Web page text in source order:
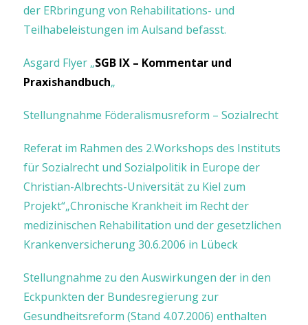
der ERbringung von Rehabilitations- und
Teilhabeleistungen im Aulsand befasst.
Asgard Flyer „SGB IX – Kommentar und
Praxishandbuch„
Stellungnahme Föderalismusreform – Sozialrecht
Referat im Rahmen des 2.Workshops des Instituts
für Sozialrecht und Sozialpolitik in Europe der
Christian-Albrechts-Universität zu Kiel zum
Projekt“„Chronische Krankheit im Recht der
medizinischen Rehabilitation und der gesetzlichen
Krankenversicherung 30.6.2006 in Lübeck
Stellungnahme zu den Auswirkungen der in den
Eckpunkten der Bundesregierung zur
Gesundheitsreform (Stand 4.07.2006) enthalten